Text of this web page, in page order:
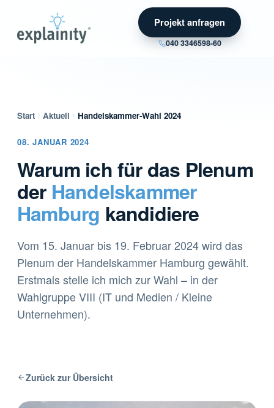
Projekt anfragen
040 3346598-60
Start Aktuell Handelskammer-Wahl 2024
08. JANUAR 2024
Warum ich für das Plenum
der Handelskammer
Hamburg kandidiere
Vom 15. Januar bis 19. Februar 2024 wird das
Plenum der Handelskammer Hamburg gewählt.
Erstmals stelle ich mich zur Wahl – in der
Wahlgruppe VIII (IT und Medien / Kleine
Unternehmen).
Zurück zur Übersicht